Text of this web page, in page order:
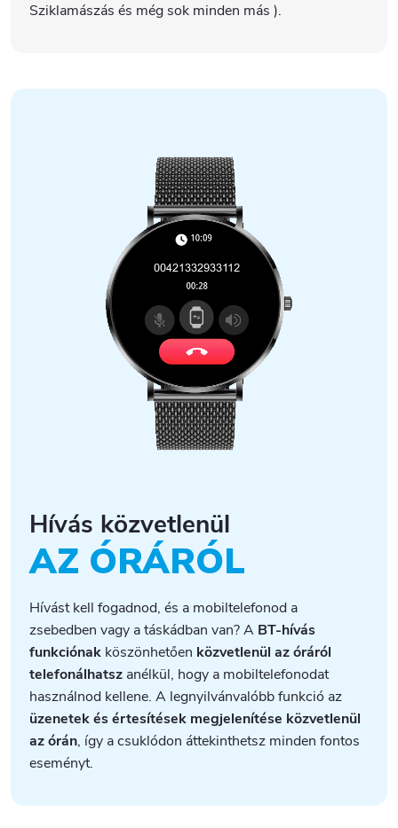
Sziklamászás és még sok minden más ).
Hívás közvetlenül
AZ ÓRÁRÓL
Hívást kell fogadnod, és a mobiltelefonod a
zsebedben vagy a táskádban van? A BT-hívás
funkciónak köszönhetően közvetlenül az óráról
telefonálhatsz anélkül, hogy a mobiltelefonodat
használnod kellene. A legnyilvánvalóbb funkció az
üzenetek és értesítések megjelenítése közvetlenül
az órán, így a csuklódon áttekinthetsz minden fontos
eseményt.